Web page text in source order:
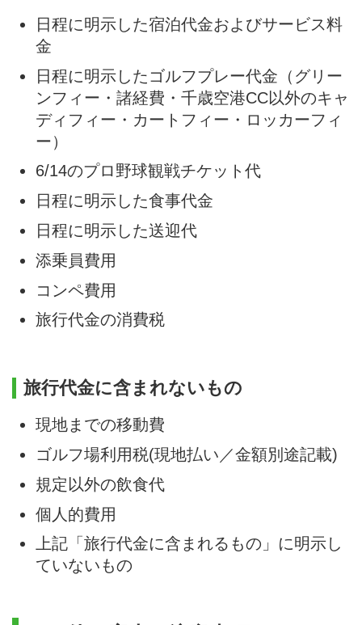
日程に明示した宿泊代金およびサービス料
金
日程に明示したゴルフプレー代金（グリー
ンフィー・諸経費・千歳空港CC以外のキャ
ディフィー・カートフィー・ロッカーフィ
ー）
6/14のプロ野球観戦チケット代
日程に明示した食事代金
日程に明示した送迎代
添乗員費用
コンペ費用
旅行代金の消費税
旅行代金に含まれないもの
現地までの移動費
ゴルフ場利用税(現地払い／金額別途記載)
規定以外の飲食代
個人的費用
上記「旅行代金に含まれるもの」に明示し
ていないもの